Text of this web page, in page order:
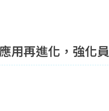
用再進化，強化